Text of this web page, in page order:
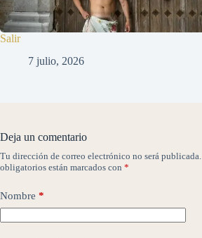
Salir
7 julio, 2026
Deja un comentario
Tu dirección de correo electrónico no será publicada.
obligatorios están marcados con *
Nombre *